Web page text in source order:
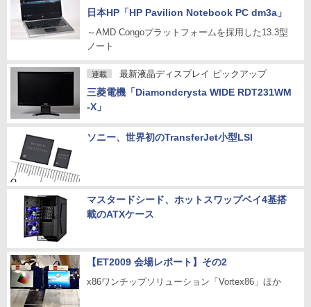
日本HP「HP Pavilion Notebook PC dm3a」
～AMD Congoプラットフォームを採用した13.3型
ノート
連載 最新液晶ディスプレイ ピックアップ
三菱電機「Diamondcrysta WIDE RDT231WM
-X」
ソニー、世界初のTransferJet小型LSI
マスタードシード、ホットスワップベイ4基搭
載のATXケース
【ET2009 会場レポート】その2
x86ワンチップソリューション「Vortex86」ほか